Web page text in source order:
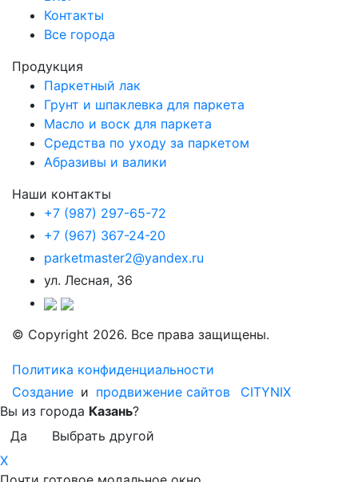
Контакты
Все города
Продукция
Паркетный лак
Грунт и шпаклевка для паркета
Масло и воск для паркета
Средства по уходу за паркетом
Абразивы и валики
Наши контакты
+7 (987) 297-65-72
+7 (967) 367-24-20
parketmaster2@yandex.ru
ул. Лесная, 36
© Copyright 2026. Все права защищены.
Политика конфиденциальности
Создание и продвижение сайтов
CITYNIX
Вы из города Казань?
Да
Выбрать другой
X